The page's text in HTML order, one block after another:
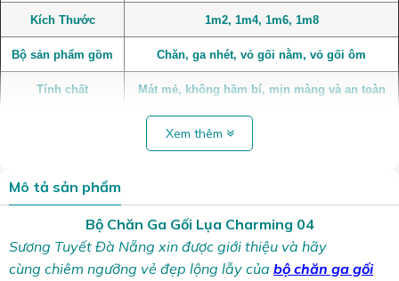
Kích Thước 1m2, 1m4, 1m6, 1m8
Bộ sản phẩm gồm Chăn, ga nhét, vỏ gối nằm, vỏ gối ôm
Tính chất Mát mẻ, không hầm bí, mịn màng và an toàn
Xem thêm
Mô tả sản phẩm
Bộ Chăn Ga Gối Lụa Charming 04
Sương Tuyết Đà Nẵng xin được giới thiệu và hãy
cùng chiêm ngưỡng vẻ đẹp lộng lẫy của bộ chăn ga gối